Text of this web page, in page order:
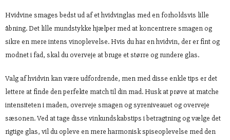
Hvidvine smages bedst ud af et hvidvinglas med en forholdsvis lille
åbning. Det lille mundstykke hjælper med at koncentrere smagen og
sikre en mere intens vinoplevelse. Hvis du har en hvidvin, der er fint og
modnet i fad, skal du overveje at bruge et større og rundere glas.
Valg af hvidvin kan være udfordrende, men med disse enkle tips er det
lettere at finde den perfekte match til din mad. Husk at prøve at matche
intensiteten i maden, overveje smagen og syreniveauet og overveje
sæsonen. Ved at tage disse vinkundskabstips i betragtning og vælge det
rigtige glas, vil du opleve en mere harmonisk spiseoplevelse med den